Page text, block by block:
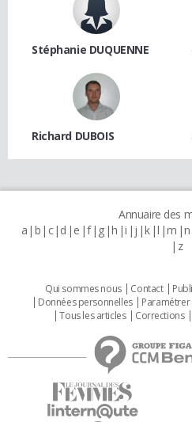
Stéphanie DUQUENNE
Richard DUBOIS
Annuaire des
a b c d e f g h i j k l m n
z
Qui sommes nous Contact
Données personnelles
Tous les articles
Corrections